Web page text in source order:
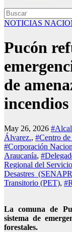
NOTICIAS
Pucón
de
incendios
May 26, 2026
Álvarez., #Centro
#Corporación
Araucanía,
Regional del
Desastres
Transitorio (PET),
La comuna de
sistema de
forestales.